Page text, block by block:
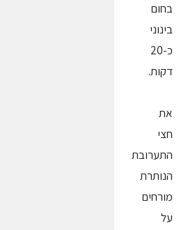
בחום
בינוני
כ-20
דקות.
את
חצי
התערובת
הנותרת
מורחים
על